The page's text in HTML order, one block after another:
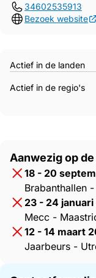
34602535913
Bezoek website
Actief in de landen
Actief in de regio's
Aanwezig op
18 - 20
Brabanthallen
23 - 24
Mecc -
12 - 14 maart
Jaarbeurs -